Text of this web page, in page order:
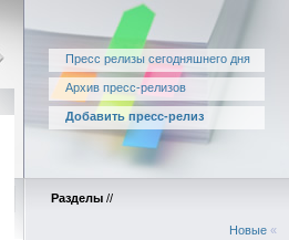
Пресс релизы сегодняшнего дня
Архив пресс-релизов
Добавить пресс-релиз
Разделы //
Новые «